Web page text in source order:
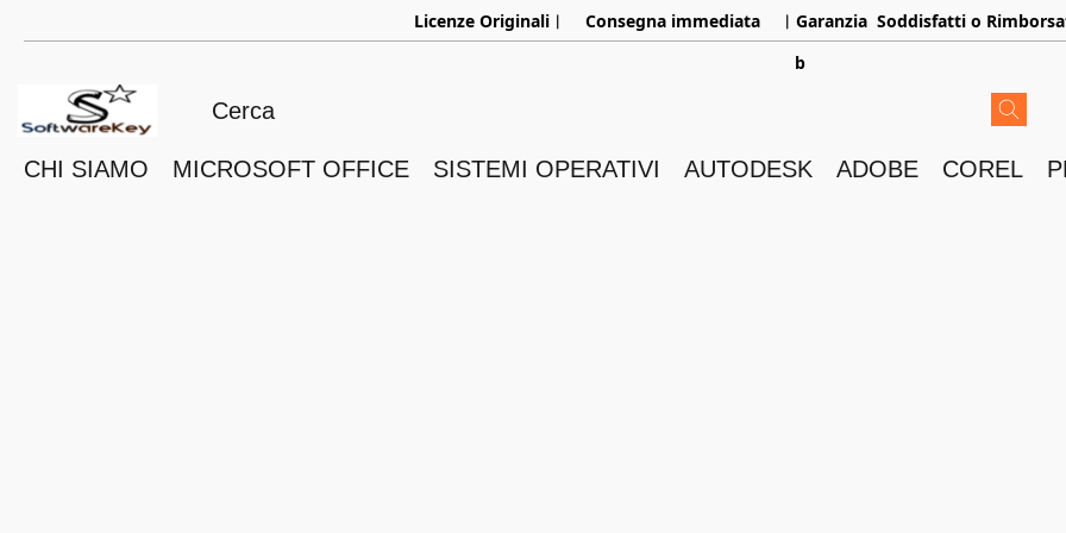
Licenze Originaliㅤ︳ Consegna immediata ㅤ︳Garanzia Soddisfatti o
b
CHI SIAMO MICROSOFT OFFICE SISTEMI OPERATIVI AUTODESK ADOBE COREL